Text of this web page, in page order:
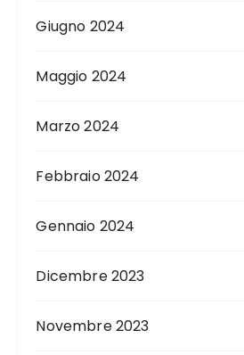
Giugno 2024
Maggio 2024
Marzo 2024
Febbraio 2024
Gennaio 2024
Dicembre 2023
Novembre 2023